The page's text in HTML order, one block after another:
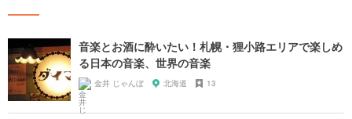
音楽とお酒に酔いたい！札幌・狸小路エリアで楽しめ
る日本の音楽、世界の音楽
金井 じゃんぼ 北海道 13